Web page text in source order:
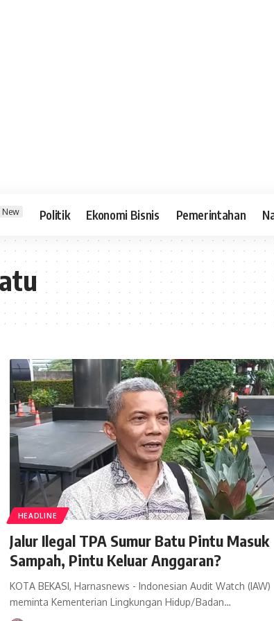
New Politik Ekonomi Bisnis Pemerintahan
HEADLINE
Jalur Ilegal TPA Sumur Batu Pintu Masuk
Sampah, Pintu Keluar Anggaran?
KOTA BEKASI, Harnasnews - Indonesian Audit Watch (IAW)
meminta Kementerian Lingkungan Hidup/Badan…